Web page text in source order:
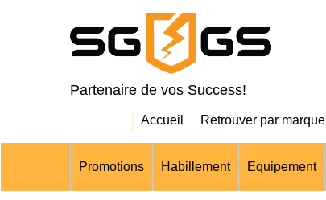
Partenaire de vos Success!
Accueil Retrouver par marque
Promotions Habillement Equipement